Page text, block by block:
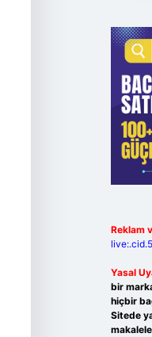
Reklam
Yasal
bir
hiçbir
Sitede